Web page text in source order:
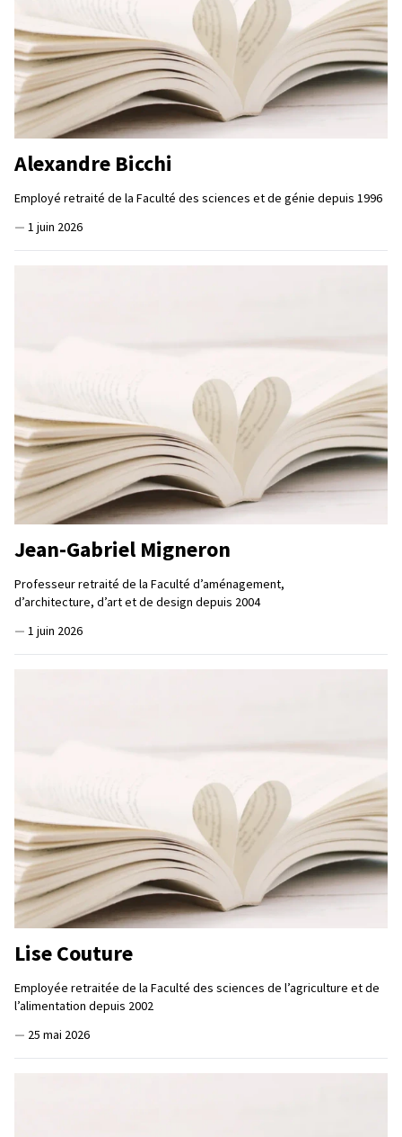
Alexandre Bicchi
Employé retraité de la Faculté des sciences et de génie depuis 1996
— 1 juin 2026
Jean-Gabriel Migneron
Professeur retraité de la Faculté d’aménagement,
d’architecture, d’art et de design depuis 2004
— 1 juin 2026
Lise Couture
Employée retraitée de la Faculté des sciences de l’agriculture et de
l’alimentation depuis 2002
— 25 mai 2026